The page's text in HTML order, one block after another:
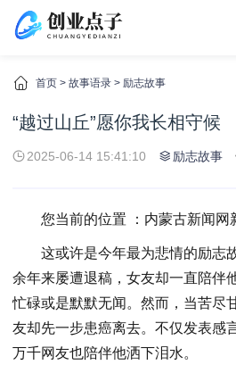
首页 > 故事语录 > 励志故事
“越过山丘”愿你我长相守候
2025-06-14 15:41:10 励志故事
您当前的位置 ：内蒙古新闻网
这或许是今年最为悲情的励志
余年来屡遭退稿，女友却一直陪伴
忙碌或是默默无闻。然而，当苦尽
友却先一步患癌离去。不仅发表感
万千网友也陪伴他洒下泪水。